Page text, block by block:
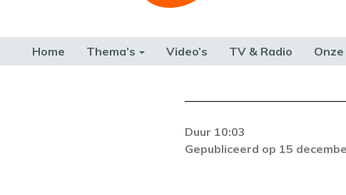
Home Thema’s Video’s TV & Radio
De gewenste
beschikbaar. Als het
Duur 10:03
Gepubliceerd op 15